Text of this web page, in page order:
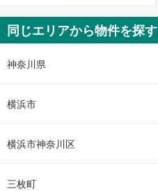
同じエリアから物件を探す
神奈川県
横浜市
横浜市神奈川区
三枚町